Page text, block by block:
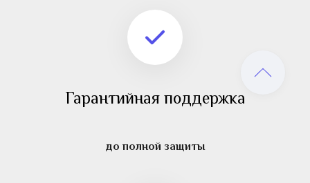
Гарантийная поддержка
до полной защиты